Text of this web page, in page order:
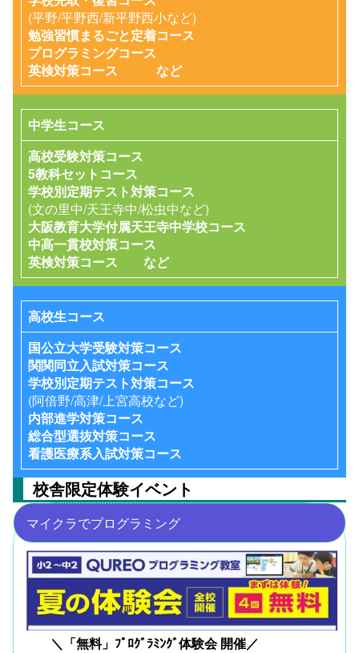
(平野/平野西/新平野西小など)
勉強習慣まるごと定着コース
プログラミングコース
英検対策コース など
中学生コース
高校受験対策コース
5教科セットコース
学校別定期テスト対策コース
(文の里中/天王寺中/松虫中など)
大阪教育大学付属天王寺中学校コース
中高一貫校対策コース
英検対策コース など
高校生コース
国公立大学受験対策コース
関関同立入試対策コース
学校別定期テスト対策コース
(阿倍野/高津/上宮高校など)
内部進学対策コース
総合型選抜対策コース
看護医療系入試対策コース
校舎限定体験イベント
マイクラでプログラミング
＼「無料」ﾌﾟﾛｸﾞﾗﾐﾝｸﾞ体験会 開催／